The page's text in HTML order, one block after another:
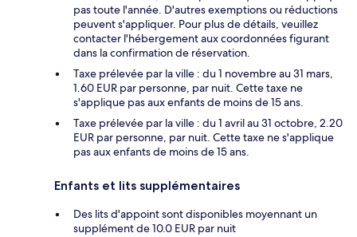
pas toute l'année. D'autres exemptions ou réductions
peuvent s'appliquer. Pour plus de détails, veuillez
contacter l'hébergement aux coordonnées figurant
dans la confirmation de réservation.
Taxe prélevée par la ville : du 1 novembre au 31 mars,
1.60 EUR par personne, par nuit. Cette taxe ne
s'applique pas aux enfants de moins de 15 ans.
Taxe prélevée par la ville : du 1 avril au 31 octobre, 2.20
EUR par personne, par nuit. Cette taxe ne s'applique
pas aux enfants de moins de 15 ans.
Enfants et lits supplémentaires
Des lits d'appoint sont disponibles moyennant un
supplément de 10.0 EUR par nuit